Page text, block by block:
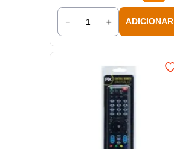
＋
－ ADICIONAR